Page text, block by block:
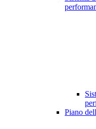
Piano